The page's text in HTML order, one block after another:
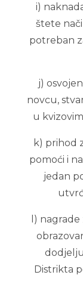
i)
štete
potreban
j)
novcu,
u
k) prihod
pomoći i
jedan
l)
Distrikta